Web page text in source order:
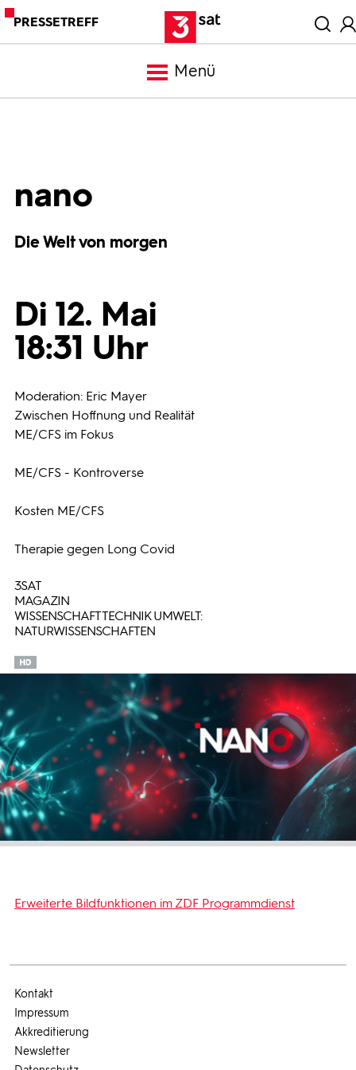
PRESSETREFF
Menü
nano
Die Welt von morgen
Di 12. Mai
18:31 Uhr
Moderation: Eric Mayer
Zwischen Hoffnung und Realität
ME/CFS im Fokus
ME/CFS - Kontroverse
Kosten ME/CFS
Therapie gegen Long Covid
3SAT
MAGAZIN
WISSENSCHAFT TECHNIK UMWELT:
NATURWISSENSCHAFTEN
Erweiterte Bildfunktionen im ZDF Programmdienst
Kontakt
Impressum
Akkreditierung
Newsletter